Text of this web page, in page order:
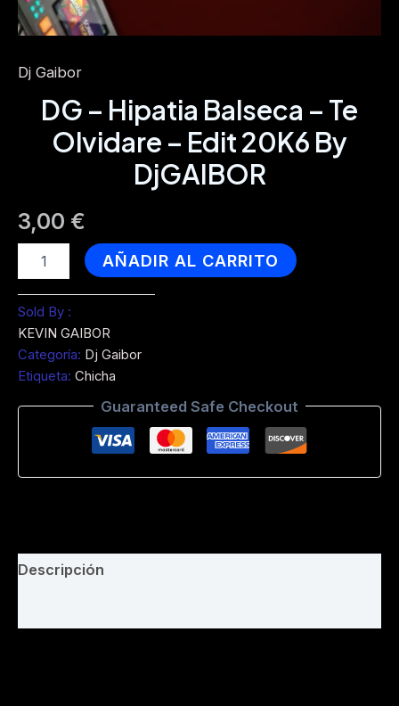
Dj Gaibor
DG – Hipatia Balseca – Te
Olvidare – Edit 20K6 By
DjGAIBOR
3,00 €
Balseca
Te
Olvidare
-
20K6
AÑADIR AL CARRITO
Sold By :
KEVIN GAIBOR
Categoría: Dj Gaibor
Etiqueta: Chicha
Guaranteed Safe Checkout
Descripción